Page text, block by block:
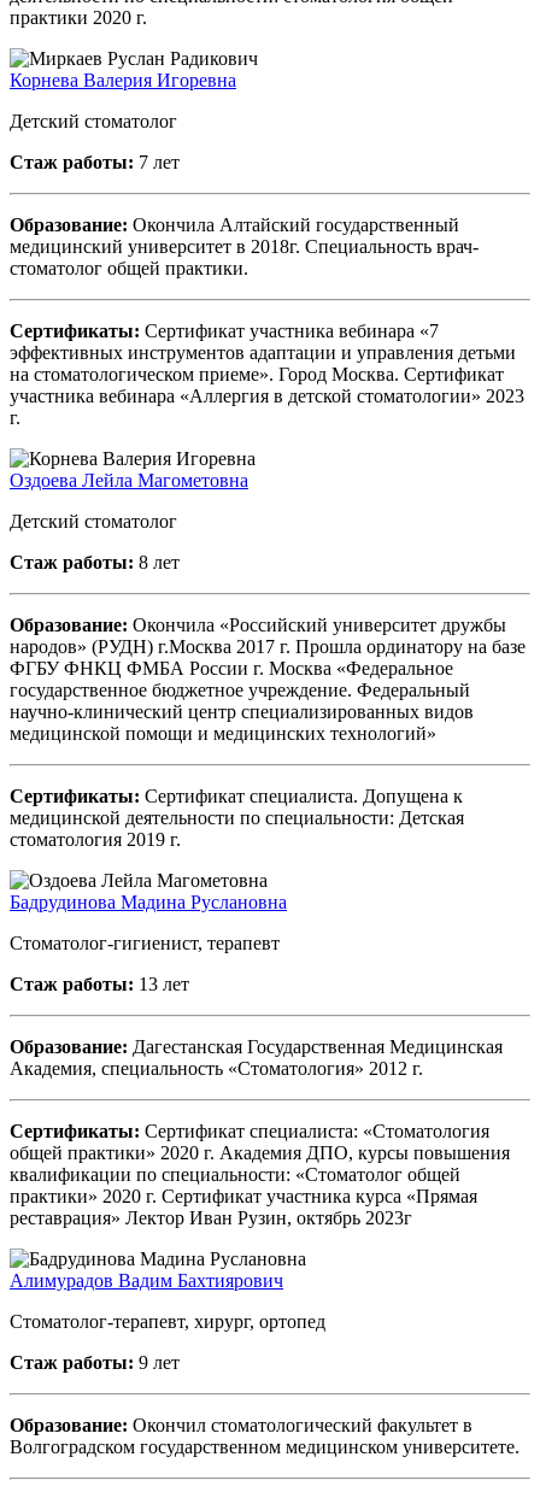
практики 2020 г.
Корнева Валерия Игоревна
Детский стоматолог
Стаж работы: 7 лет
Образование: Окончила Алтайский государственный
медицинский университет в 2018г. Специальность врач-
стоматолог общей практики.
Сертификаты: Сертификат участника вебинара «7
эффективных инструментов адаптации и управления детьми
на стоматологическом приеме». Город Москва. Сертификат
участника вебинара «Аллергия в детской стоматологии» 2023
г.
Оздоева Лейла Магометовна
Детский стоматолог
Стаж работы: 8 лет
Образование: Окончила «Российский университет дружбы
народов» (РУДН) г.Москва 2017 г. Прошла ординатору на базе
ФГБУ ФНКЦ ФМБА России г. Москва «Федеральное
государственное бюджетное учреждение. Федеральный
научно-клинический центр специализированных видов
медицинской помощи и медицинских технологий»
Сертификаты: Сертификат специалиста. Допущена к
медицинской деятельности по специальности: Детская
стоматология 2019 г.
Бадрудинова Мадина Руслановна
Стоматолог-гигиенист, терапевт
Стаж работы: 13 лет
Образование: Дагестанская Государственная Медицинская
Академия, специальность «Стоматология» 2012 г.
Сертификаты: Сертификат специалиста: «Стоматология
общей практики» 2020 г. Академия ДПО, курсы повышения
квалификации по специальности: «Стоматолог общей
практики» 2020 г. Сертификат участника курса «Прямая
реставрация» Лектор Иван Рузин, октябрь 2023г
Алимурадов Вадим Бахтиярович
Стоматолог-терапевт, хирург, ортопед
Стаж работы: 9 лет
Образование: Окончил стоматологический факультет в
Волгоградском государственном медицинском университете.